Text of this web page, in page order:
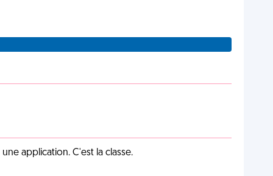
application. C'est la classe.